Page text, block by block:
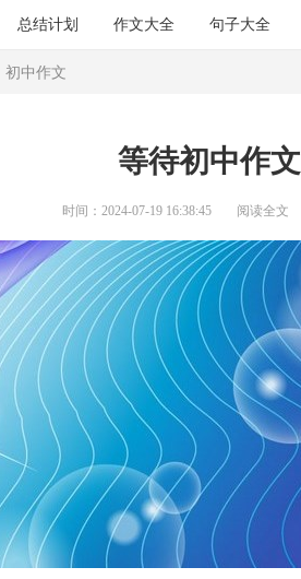
总结计划 作文大全 句子大全
初中作文
等待初中作文
时间：2024-07-19 16:38:45 阅读全文